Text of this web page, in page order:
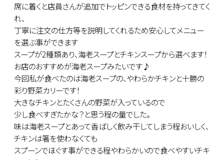
席に着くと店員さんが追加でトッピンできる食材を持ってきてく
れ、
丁寧に注文の仕方等を説明してくれるため安心してメニュー
を選ぶ事ができます
スープが2種類あり、海老スープとチキンスープから選べます！
お店のおすすめが海老スープみたいです♪
今回私が食べたのは海老スープの、やわらかチキンと十勝の
彩り野菜カリーです！
大きなチキンとたくさんの野菜が入っているので
少し食べすぎたかな？と思う程の量でした。
味は海老スープとあって香ばしく飲み干してしまう程おいしく、
チキンは箸を使わなくても
スプーンでほぐす事ができる程やわらかいので食べやすいチキ